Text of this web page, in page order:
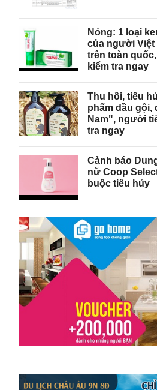
Nóng: 1 loại
của người
trên toàn
kiểm tra ngay
Thu hồi, tiêu
phẩm dầu gội,
Nam", người
tra ngay
Cảnh báo
nữ Coop
buộc tiêu hủy